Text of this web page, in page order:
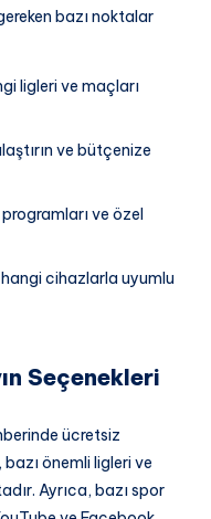
bazı noktalar
ligleri ve maçları
ve bütçenize
ve özel
cihazlarla uyumlu
Seçenekleri
ücretsiz
önemli ligleri ve
Ayrıca, bazı spor